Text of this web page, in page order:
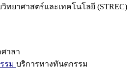
ทยาศาสตร์และเทคโนโลยี (STREC)
าลา
รม บริการทางทันตกรรม